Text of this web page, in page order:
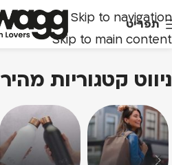
Skip to navigation
Skip to main content
תפריט
ניווט קטגוריות מהיר